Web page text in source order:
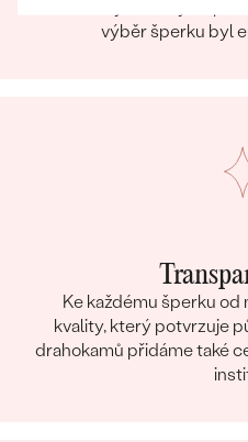
výběr šperku byl
Ke každému šperku
kvality, který potvrzuje
drahokamů přidáme také